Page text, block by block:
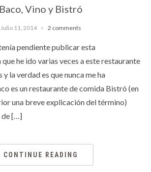
Baco, Vino y Bistró
Julio 11, 2014 2 comments
pendiente publicar esta
he ido varias veces a este restaurante
y la verdad es que nunca me ha
es un restaurante de comida Bistró (en
una breve explicación del término)
de […]
CONTINUE READING